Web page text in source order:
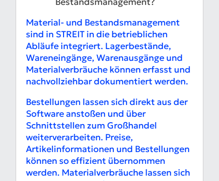
Material- und Bestandsmanagement
sind in STREIT in die betrieblichen
Abläufe integriert. Lagerbestände,
Wareneingänge, Warenausgänge und
Materialverbräuche können erfasst und
nachvollziehbar dokumentiert werden.
Bestellungen lassen sich direkt aus der
Software anstoßen und über
Schnittstellen zum Großhandel
weiterverarbeiten. Preise,
Artikelinformationen und Bestellungen
können so effizient übernommen
werden. Materialverbräuche lassen sich